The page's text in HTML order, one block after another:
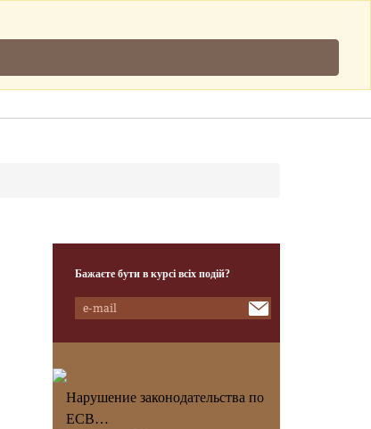
Клієнти Наша Команда Контакти
Бажаєте бути в курсі всіх подій?
Нарушение законодательства по
ЕСВ…